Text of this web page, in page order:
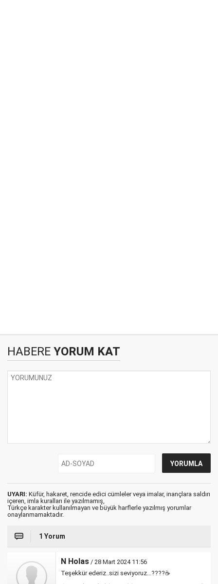
HABERE YORUM KAT
UYARI: Küfür, hakaret, rencide edici cümleler veya imalar, inançlara saldırı
içeren, imla kuralları ile yazılmamış,
Türkçe karakter kullanılmayan ve büyük harflerle yazılmış yorumlar
onaylanmamaktadır.
1 Yorum
N Holas / 28 Mart 2024 11:56
Teşekkür ederiz..sizi seviyoruz...????☕